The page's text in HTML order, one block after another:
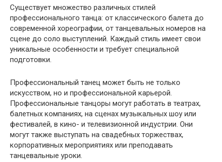
Существует множество различных стилей
профессионального танца: от классического балета до
современной хореографии, от танцевальных номеров на
сцене до соло выступлений. Каждый стиль имеет свои
уникальные особенности и требует специальной
подготовки.
Профессиональный танец может быть не только
искусством, но и профессиональной карьерой.
Профессиональные танцоры могут работать в театрах,
балетных компаниях, на сценах музыкальных шоу или
фестивалей, в кино- и телевизионной индустрии. Они
могут также выступать на свадебных торжествах,
корпоративных мероприятиях или преподавать
танцевальные уроки.